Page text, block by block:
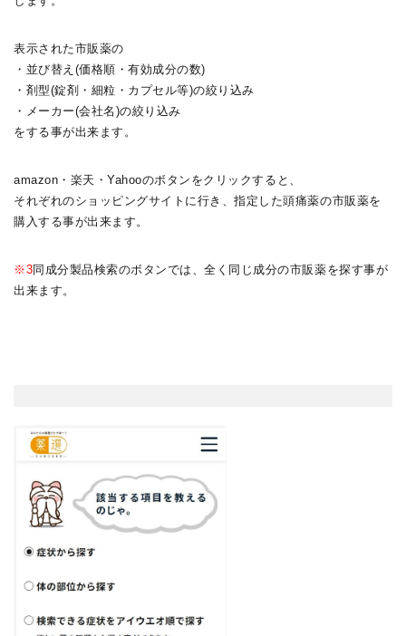
表示された市販薬の
・並び替え(価格順・有効成分の数)
・剤型(錠剤・細粒・カプセル等)の絞り込み
・メーカー(会社名)の絞り込み
をする事が出来ます。
amazon・楽天・Yahooのボタンをクリックすると、
それぞれのショッピングサイトに行き、指定した頭痛薬の市販薬を
購入する事が出来ます。
※3同成分製品検索のボタンでは、全く同じ成分の市販薬を探す事が
出来ます。